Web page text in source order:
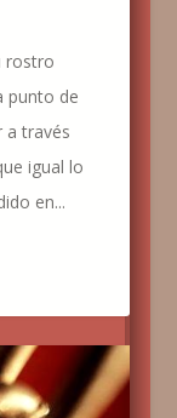
rostro
punto de
a través
igual lo
en...